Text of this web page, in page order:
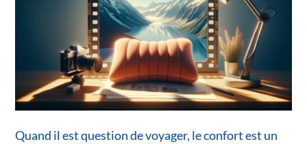
Quand il est question de voyager, le confort est un